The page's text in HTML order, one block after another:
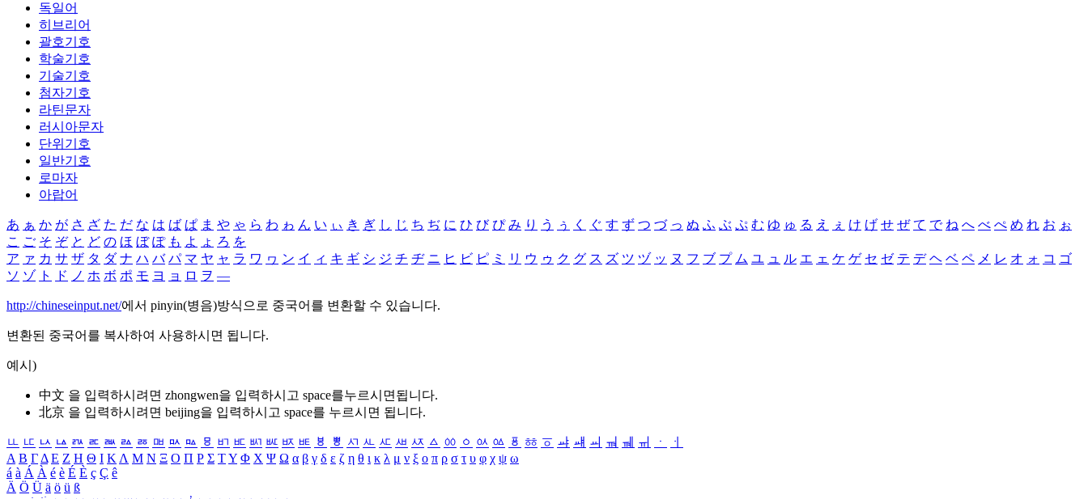
독일어
히브리어
괄호기호
학술기호
기술기호
첨자기호
라틴문자
러시아문자
단위기호
일반기호
로마자
아랍어
あ ぁ か が さ ざ た だ な は ば ぱ ま や ゃ ら わ ゎ ん い ぃ き ぎ し じ ち ぢ に ひ び ぴ み り う ぅ く ぐ す ず つ づ っ ぬ ふ ぶ ぷ む ゆ ゅ る え ぇ け げ せ ぜ て で ね へ べ ぺ め れ お ぉ
こ ご そ ぞ と ど の ほ ぼ ぽ も よ ょ ろ を
ア ァ カ サ ザ タ ダ ナ ハ バ パ マ ヤ ャ ラ ワ ヮ ン イ ィ キ ギ シ ジ チ ヂ ニ ヒ ビ ピ ミ リ ウ ゥ ク グ ス ズ ツ ヅ ッ ヌ フ ブ プ ム ユ ュ ル エ ェ ケ ゲ セ ゼ テ デ ヘ ベ ペ メ レ オ ォ コ ゴ
ソ ゾ ト ド ノ ホ ボ ポ モ ヨ ョ ロ ヲ ―
http://chineseinput.net/에서 pinyin(병음)방식으로 중국어를 변환할 수 있습니다.
변환된 중국어를 복사하여 사용하시면 됩니다.
예시)
中文 을 입력하시려면 zhongwen을 입력하시고 space를누르시면됩니다.
北京 을 입력하시려면 beijing을 입력하시고 space를 누르시면 됩니다.
ㅥ ㅦ ㅧ ㅨ ㅩ ㅪ ㅫ ㅬ ㅭ ㅮ ㅯ ㅰ ㅱ ㅲ ㅳ ㅴ ㅵ ㅶ ㅷ ㅸ ㅹ ㅺ ㅻ ㅼ ㅽ ㅾ ㅿ ㆀ ㆁ ㆂ ㆃ ㆄ ㆅ ㆆ ㆇ ㆈ ㆉ ㆊ ㆋ ㆌ ㆍ
ㆎ
Α Β ΓΔ Ε Ζ Η Θ Ι ΚΛ Μ Ν Ξ Ο Π Ρ Σ ΤΥ Φ Χ Ψ Ω α β γ δ ε ζ η θ ι κ λ μ ν ξ ο π ρ σ τ υ φ χ ψ ω
á à Á À é è É È ç Ç ê
Ä Ö Ü ä ö ü ß